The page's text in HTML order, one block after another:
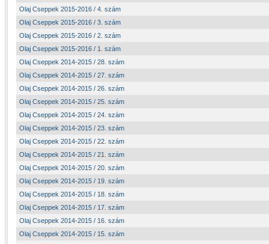
Olaj Cseppek 2015-2016 / 4. szám
Olaj Cseppek 2015-2016 / 3. szám
Olaj Cseppek 2015-2016 / 2. szám
Olaj Cseppek 2015-2016 / 1. szám
Olaj Cseppek 2014-2015 / 28. szám
Olaj Cseppek 2014-2015 / 27. szám
Olaj Cseppek 2014-2015 / 26. szám
Olaj Cseppek 2014-2015 / 25. szám
Olaj Cseppek 2014-2015 / 24. szám
Olaj Cseppek 2014-2015 / 23. szám
Olaj Cseppek 2014-2015 / 22. szám
Olaj Cseppek 2014-2015 / 21. szám
Olaj Cseppek 2014-2015 / 20. szám
Olaj Cseppek 2014-2015 / 19. szám
Olaj Cseppek 2014-2015 / 18. szám
Olaj Cseppek 2014-2015 / 17. szám
Olaj Cseppek 2014-2015 / 16. szám
Olaj Cseppek 2014-2015 / 15. szám